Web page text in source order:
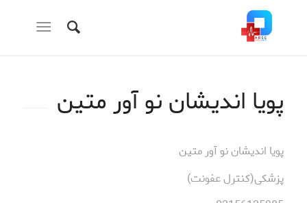
پویا اندیشان نو آور متین
پویا اندیشان نو آور متین
پزشکی(کنترل عفونت)